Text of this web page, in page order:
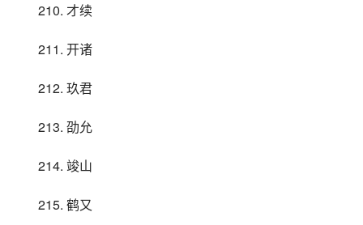
210. 才续
211. 开诸
212. 玖君
213. 劭允
214. 竣山
215. 鹤又